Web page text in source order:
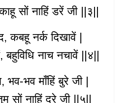
सों नाहिं डरें जी ||३||
कबहू नर्क दिखावें |
बहुविधि नाच नचावें ||४||
भव माँहिं बुरे जी |
नाहिं दुरे जी ||५||